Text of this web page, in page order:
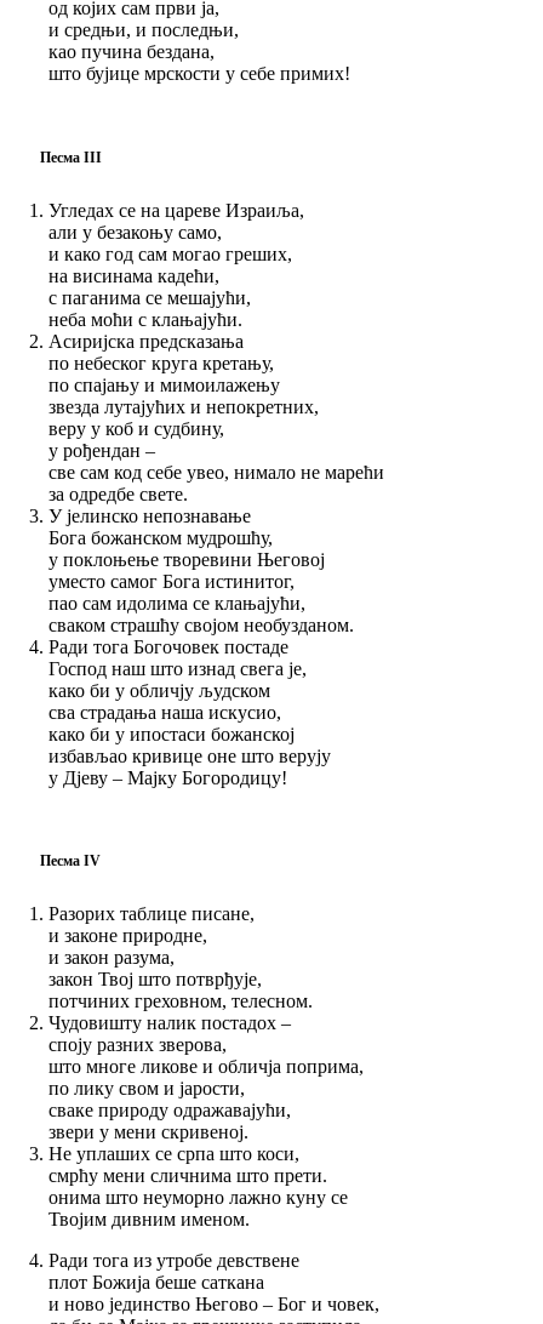
од којих сам први ја,
и средњи, и последњи,
као пучина бездана,
што бујице мрскости у себе примих!
Песма III
Угледах се на цареве Израиља,
али у безакоњу само,
и како год сам могао греших,
на висинама кадећи,
с паганима се мешајући,
неба моћи с клањајући.
Асиријска предсказања
по небеског круга кретању,
по спајању и мимоилажењу
звезда лутајућих и непокретних,
веру у коб и судбину,
у рођендан –
све сам код себе увео, нимало не марећи
за одредбе свете.
У јелинско непознавање
Бога божанском мудрошћу,
у поклоњење творевини Његовој
уместо самог Бога истинитог,
пао сам идолима се клањајући,
сваком страшћу својом необузданом.
Ради тога Богочовек постаде
Господ наш што изнад свега је,
како би у обличју људском
сва страдања наша искусио,
како би у ипостаси божанској
избављао кривице оне што верују
у Дјеву – Мајку Богородицу!
Песма IV
Разорих таблице писане,
и законе природне,
и закон разума,
закон Твој што потврђује,
потчиних греховном, телесном.
Чудовишту налик постадох –
споју разних зверова,
што многе ликове и обличја поприма,
по лику свом и јарости,
сваке природу одражавајући,
звери у мени скривеној.
Не уплаших се српа што коси,
смрћу мени сличнима што прети.
онима што неуморно лажно куну се
Твојим дивним именом.
Ради тога из утробе девствене
плот Божија беше саткана
и ново јединство Његово – Бог и човек,